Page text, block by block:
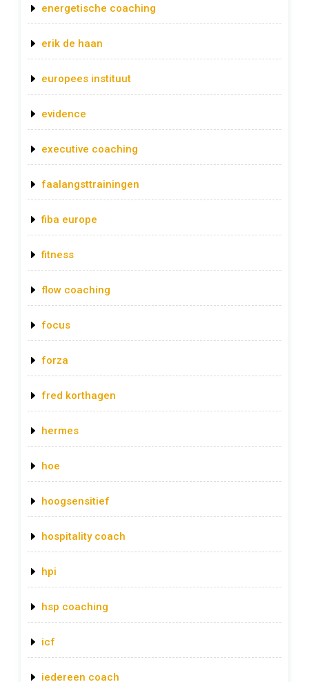
energetische coaching
erik de haan
europees instituut
evidence
executive coaching
faalangsttrainingen
fiba europe
fitness
flow coaching
focus
forza
fred korthagen
hermes
hoe
hoogsensitief
hospitality coach
hpi
hsp coaching
icf
iedereen coach